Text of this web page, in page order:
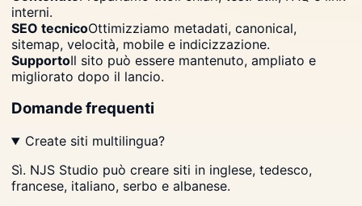
interni.
SEO tecnicoOttimizziamo metadati, canonical,
sitemap, velocità, mobile e indicizzazione.
SupportoIl sito può essere mantenuto, ampliato e
migliorato dopo il lancio.
Domande frequenti
Create siti multilingua?
Sì. NJS Studio può creare siti in inglese, tedesco,
francese, italiano, serbo e albanese.